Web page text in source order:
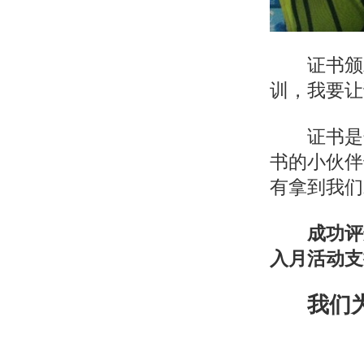
证书
训，我要
证书
书的小伙
有拿到我
成功
入月活动
我们